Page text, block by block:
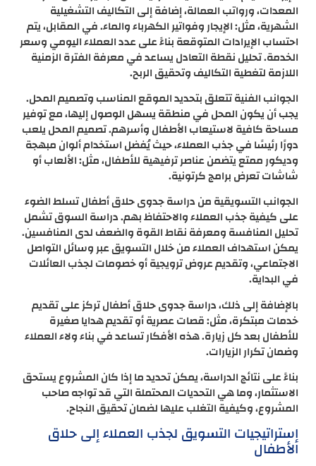
المعدات، ورواتب العمالة، إضافة إلى التكاليف التشغيلية
الشهرية، مثل: الإيجار وفواتير الكهرباء والماء. في المقابل، يتم
احتساب الإيرادات المتوقعة بناءً على عدد العملاء اليومي وسعر
الخدمة. تحليل نقطة التعادل يساعد في معرفة الفترة الزمنية
اللازمة لتغطية التكاليف وتحقيق الربح.
الجوانب الفنية تتعلق بتحديد الموقع المناسب وتصميم المحل.
يجب أن يكون المحل في منطقة يسهل الوصول إليها، مع توفير
مساحة كافية لاستيعاب الأطفال وأسرهم. تصميم المحل يلعب
دورًا رئيسًا في جذب العملاء، حيث يُفضل استخدام ألوان مبهجة
وديكور ممتع يتضمن عناصر ترفيهية للأطفال، مثل: الألعاب أو
شاشات تعرض برامج كرتونية.
الجوانب التسويقية من دراسة جدوى حلاق أطفال تسلط الضوء
على كيفية جذب العملاء والاحتفاظ بهم. دراسة السوق تشمل
تحليل المنافسة ومعرفة نقاط القوة والضعف لدى المنافسين.
يمكن استهداف العملاء من خلال التسويق عبر وسائل التواصل
الاجتماعي، وتقديم عروض ترويجية أو خصومات لجذب العائلات
في البداية.
بالإضافة إلى ذلك، دراسة جدوى حلاق أطفال تركز على تقديم
خدمات مبتكرة، مثل: قصات عصرية أو تقديم هدايا صغيرة
للأطفال بعد كل زيارة. هذه الأفكار تساعد في بناء ولاء العملاء
وضمان تكرار الزيارات.
بناءً على نتائج الدراسة، يمكن تحديد ما إذا كان المشروع يستحق
الاستثمار، وما هي التحديات المحتملة التي قد تواجه صاحب
المشروع، وكيفية التغلب عليها لضمان تحقيق النجاح.
إستراتيجيات التسويق لجذب العملاء إلى حلاق
الأطفال